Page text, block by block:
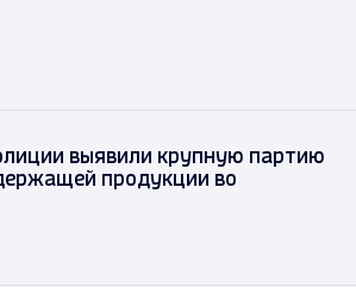
выявили крупную партию
продукции во